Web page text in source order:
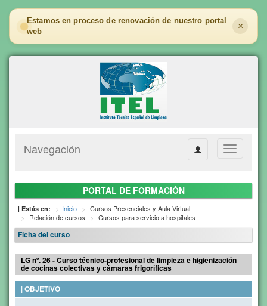
Estamos en proceso de renovación de nuestro portal
web
×
Toggle
Navegación
PORTAL DE FORMACIÓN
| Estás en: Inicio
Cursos Presenciales y Aula Virtual
Relación de cursos
Cursos para servicio a hospitales
Ficha del curso
LG nº. 26 - Curso técnico-profesional de limpieza e higienización
de cocinas colectivas y cámaras frigoríficas
| OBJETIVO